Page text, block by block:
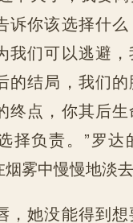
诉你该选择什么
我们可以逃避
的结局，我们
终点，你其后生
择负责。”罗达
雾中慢慢地淡去
，她没能得到